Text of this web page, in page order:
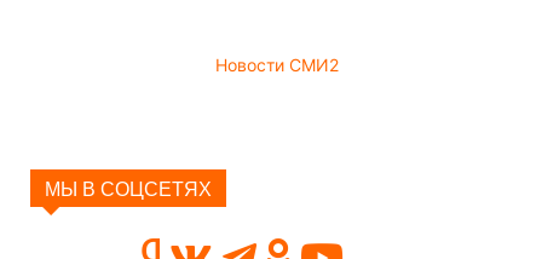
Новости СМИ2
МЫ В СОЦСЕТЯХ